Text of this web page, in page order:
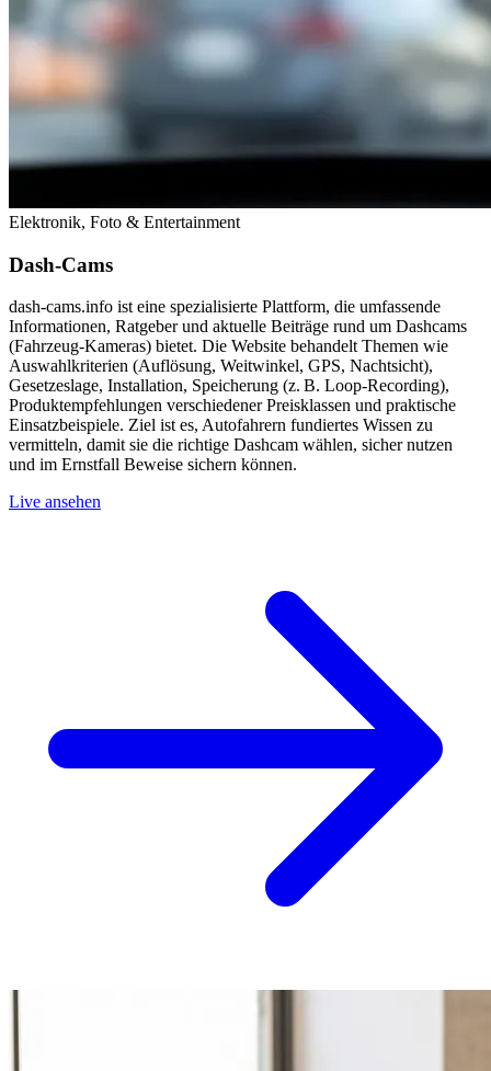
Elektronik, Foto & Entertainment
Dash-Cams
dash‑cams.info ist eine spezialisierte Plattform, die umfassende
Informationen, Ratgeber und aktuelle Beiträge rund um Dashcams
(Fahrzeug‑Kameras) bietet. Die Website behandelt Themen wie
Auswahlkriterien (Auflösung, Weitwinkel, GPS, Nachtsicht),
Gesetzeslage, Installation, Speicherung (z. B. Loop‑Recording),
Produktempfehlungen verschiedener Preisklassen und praktische
Einsatzbeispiele. Ziel ist es, Autofahrern fundiertes Wissen zu
vermitteln, damit sie die richtige Dashcam wählen, sicher nutzen
und im Ernstfall Beweise sichern können.
Live ansehen